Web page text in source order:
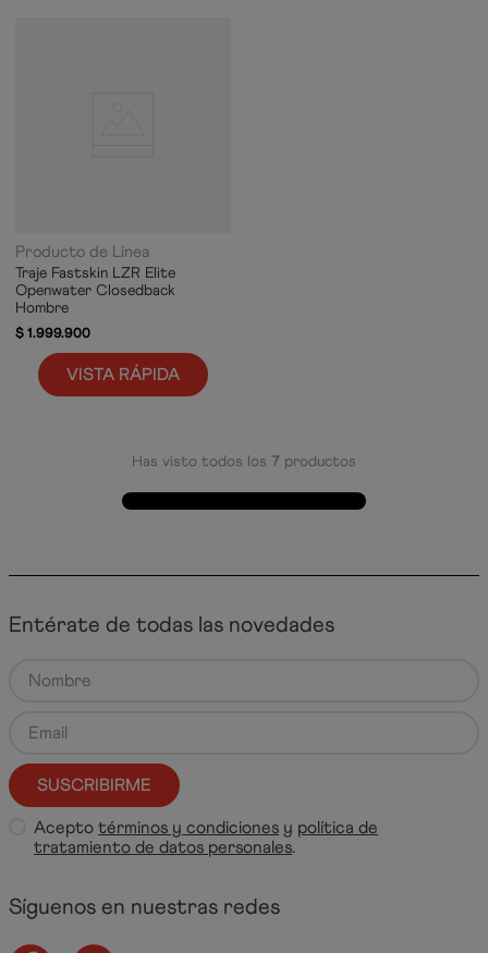
Producto de Línea
Traje Fastskin LZR Elite
Openwater Closedback
Hombre
$1.999.900
VISTA RÁPIDA
Has visto todos los 7 productos
Entérate de todas las novedades
SUSCRIBIRME
Aceptotérminos y condiciones y política de
tratamiento de datos personales.
Síguenos en nuestras redes